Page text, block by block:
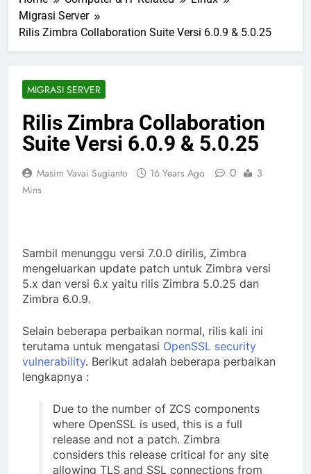
Migrasi Server
Rilis Zimbra Collaboration Suite Versi 6.0.9 & 5.0.25
MIGRASI SERVER
Rilis Zimbra Collaboration
Suite Versi 6.0.9 & 5.0.25
Masim Vavai Sugianto 16 Years Ago 0
3
Mins
Sambil menunggu versi 7.0.0 dirilis, Zimbra
mengeluarkan update patch untuk Zimbra versi
5.x dan versi 6.x yaitu rilis Zimbra 5.0.25 dan
Zimbra 6.0.9.
Selain beberapa perbaikan normal, rilis kali ini
terutama untuk mengatasi OpenSSL security
vulnerability. Berikut adalah beberapa perbaikan
lengkapnya :
Due to the number of ZCS components
where OpenSSL is used, this is a full
release and not a patch. Zimbra
considers this release critical for any site
allowing TLS and SSL connections from